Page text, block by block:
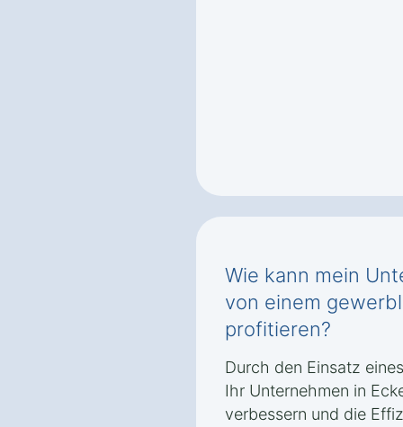
Wie kann mein
von einem
profitieren?
Durch den Einsatz
Ihr Unternehmen in
verbessern und die